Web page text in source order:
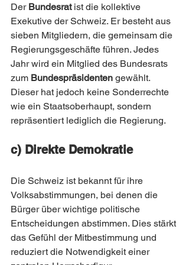
Der Bundesrat ist die kollektive
Exekutive der Schweiz. Er besteht aus
sieben Mitgliedern, die gemeinsam die
Regierungsgeschäfte führen. Jedes
Jahr wird ein Mitglied des Bundesrats
zum Bundespräsidenten gewählt.
Dieser hat jedoch keine Sonderrechte
wie ein Staatsoberhaupt, sondern
repräsentiert lediglich die Regierung.
c) Direkte Demokratie
Die Schweiz ist bekannt für ihre
Volksabstimmungen, bei denen die
Bürger über wichtige politische
Entscheidungen abstimmen. Dies stärkt
das Gefühl der Mitbestimmung und
reduziert die Notwendigkeit einer